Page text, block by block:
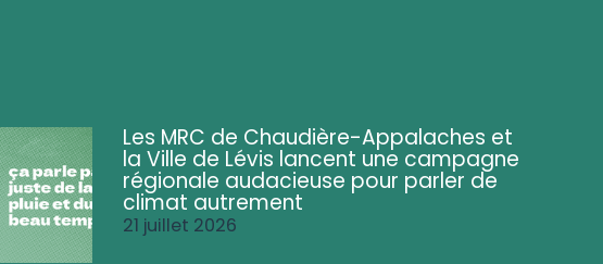
Les MRC de Chaudière-Appalaches et
la Ville de Lévis lancent une campagne
régionale audacieuse pour parler de
climat autrement
21 juillet 2026